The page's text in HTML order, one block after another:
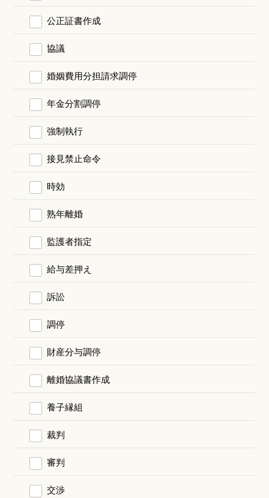
公正証書作成
協議
婚姻費用分担請求調停
年金分割調停
強制執行
接見禁止命令
時効
熟年離婚
監護者指定
給与差押え
訴訟
調停
財産分与調停
離婚協議書作成
養子縁組
裁判
審判
交渉